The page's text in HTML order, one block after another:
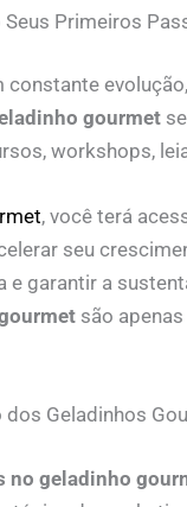
Primeiros
gourmetse
workshops,
, você terá
seu
e garantir a
são apenas
Geladinhos
no geladinho